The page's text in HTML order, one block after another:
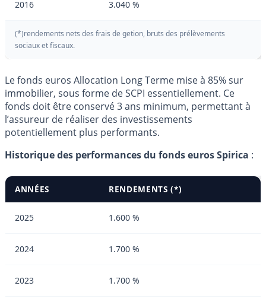
2016 3.040 %
(*)rendements nets des frais de getion, bruts des prélèvements
sociaux et fiscaux.
Le fonds euros Allocation Long Terme mise à 85% sur
immobilier, sous forme de SCPI essentiellement. Ce
fonds doit être conservé 3 ans minimum, permettant à
l’assureur de réaliser des investissements
potentiellement plus performants.
Historique des performances du fonds euros Spirica :
ANNÉES RENDEMENTS (*)
2025 1.600 %
2024 1.700 %
2023 1.700 %